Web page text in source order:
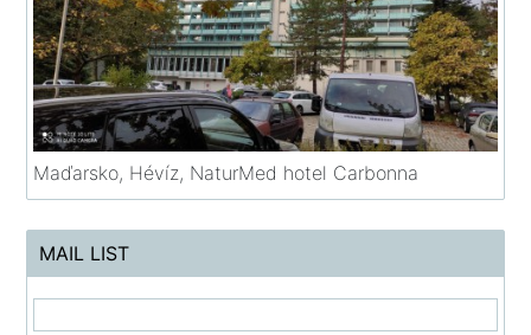
Maďarsko, Hévíz, NaturMed hotel Carbonna
MAIL LIST